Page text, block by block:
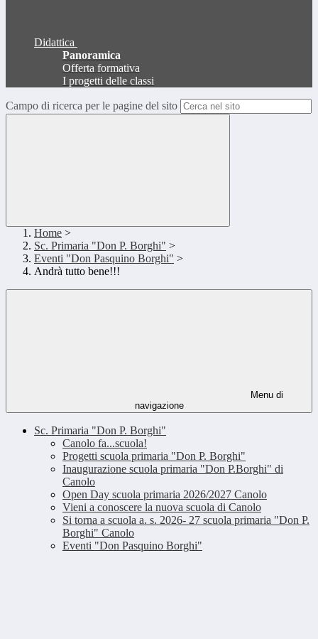
Didattica
Panoramica
Offerta formativa
I progetti delle classi
Campo di ricerca per le pagine del sito
Home >
Sc. Primaria "Don P. Borghi" >
Eventi "Don Pasquino Borghi" >
Andrà tutto bene!!!
Menu di
navigazione
Sc. Primaria "Don P. Borghi"
Canolo fa...scuola!
Progetti scuola primaria "Don P. Borghi"
Inaugurazione scuola primaria "Don P.Borghi" di
Canolo
Open Day scuola primaria 2026/2027 Canolo
Vieni a conoscere la nuova scuola di Canolo
Si torna a scuola a. s. 2026- 27 scuola primaria "Don P.
Borghi" Canolo
Eventi "Don Pasquino Borghi"